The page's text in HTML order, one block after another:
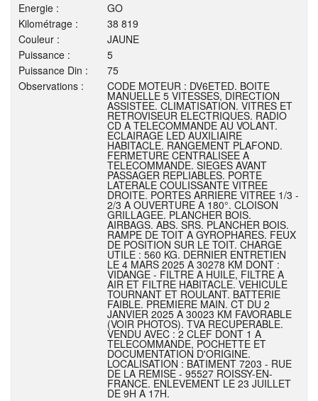
Energie :
GO
Kilométrage :
38 819
Couleur :
JAUNE
Puissance :
5
Puissance Din :
75
Observations :
CODE MOTEUR : DV6ETED. BOITE
MANUELLE 5 VITESSES, DIRECTION
ASSISTEE. CLIMATISATION. VITRES ET
RETROVISEUR ELECTRIQUES. RADIO
CD A TELECOMMANDE AU VOLANT.
ECLAIRAGE LED AUXILIAIRE
HABITACLE. RANGEMENT PLAFOND.
FERMETURE CENTRALISEE A
TELECOMMANDE. SIEGES AVANT
PASSAGER REPLIABLES. PORTE
LATERALE COULISSANTE VITREE
DROITE. PORTES ARRIERE VITREE 1/3 -
2/3 A OUVERTURE A 180°. CLOISON
GRILLAGEE. PLANCHER BOIS.
AIRBAGS. ABS. SRS. PLANCHER BOIS.
RAMPE DE TOIT A GYROPHARES. FEUX
DE POSITION SUR LE TOIT. CHARGE
UTILE : 560 KG. DERNIER ENTRETIEN
LE 4 MARS 2025 A 30278 KM DONT :
VIDANGE - FILTRE A HUILE, FILTRE A
AIR ET FILTRE HABITACLE. VEHICULE
TOURNANT ET ROULANT. BATTERIE
FAIBLE. PREMIERE MAIN. CT DU 2
JANVIER 2025 A 30023 KM FAVORABLE
(VOIR PHOTOS). TVA RECUPERABLE.
VENDU AVEC : 2 CLEF DONT 1 A
TELECOMMANDE, POCHETTE ET
DOCUMENTATION D'ORIGINE.
LOCALISATION : BATIMENT 7203 - RUE
DE LA REMISE - 95527 ROISSY-EN-
FRANCE. ENLEVEMENT LE 23 JUILLET
DE 9H A 17H.